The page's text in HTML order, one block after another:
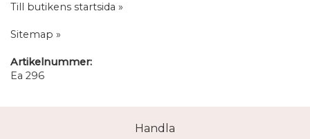
Till butikens startsida »
Sitemap »
Artikelnummer:
Ea 296
Handla